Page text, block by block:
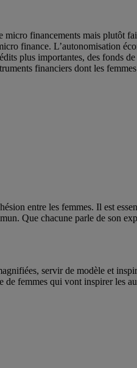
financements mais plutôt
finance. L’autonomisation
plus importantes, des fonds
financiers dont les
entre les femmes. Il est
Que chacune parle de son
servir de modèle et
femmes qui vont inspirer les